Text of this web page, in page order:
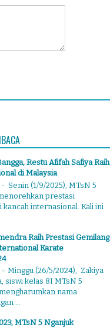
Restu Afifah Safiya Raih
di Malaysia
Senin (1/9/2025), MTsN 5
prestasi
kancah internasional. Kali ini
Raih Prestasi Gemilang
Karate
Minggu (26/5/2024), Zakiya
siswi kelas 8I MTsN 5
nama
...
MTsN 5 Nganjuk